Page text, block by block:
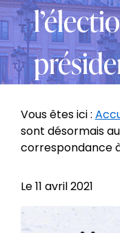
Vous êtes ici :
sont désormais
correspondance
Le11 avril 2021